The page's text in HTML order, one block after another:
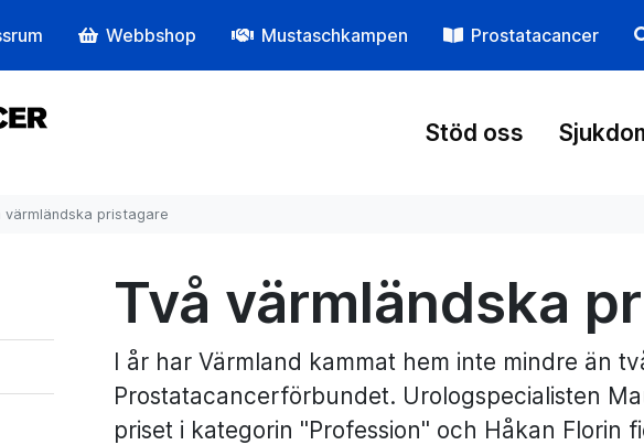
Webbshop Mustaschkampen Prostatacancer
Stöd oss
värmländska pristagare
Två värmländska
I år har Värmland kammat hem inte mindre än
Prostatacancerförbundet. Urologspecialisten
priset i kategorin "Profession" och Håkan Florin